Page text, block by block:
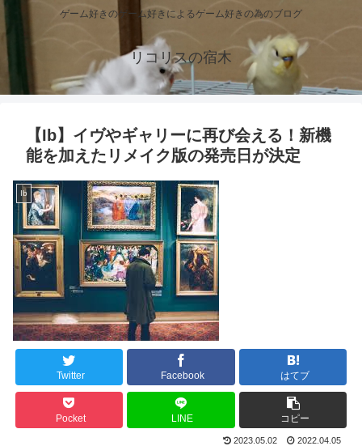
ゲーム好きのゲーム好きによるゲーム好きの為のブログ
リコリスの宿木
【Ib】イヴやギャリーに再び会える！新機
能を加えたリメイク版の発売日が決定
Ib
Twitter Facebook はてブ
Pocket LINE コピー
2023.05.02 2022.04.05